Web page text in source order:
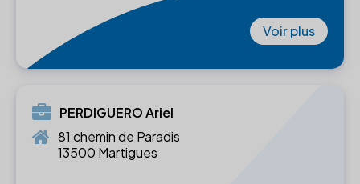
Voir plus
PERDIGUERO Ariel
81 chemin de Paradis
13500 Martigues